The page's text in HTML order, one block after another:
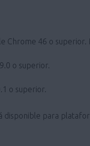
Chrome 46 o
o superior.
o superior.
disponible para